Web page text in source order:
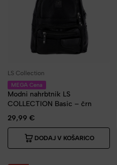
LS Collection
MEGA Cena
Modni nahrbtnik LS
COLLECTION Basic – črn
29,99 €
DODAJ V KOŠARICO